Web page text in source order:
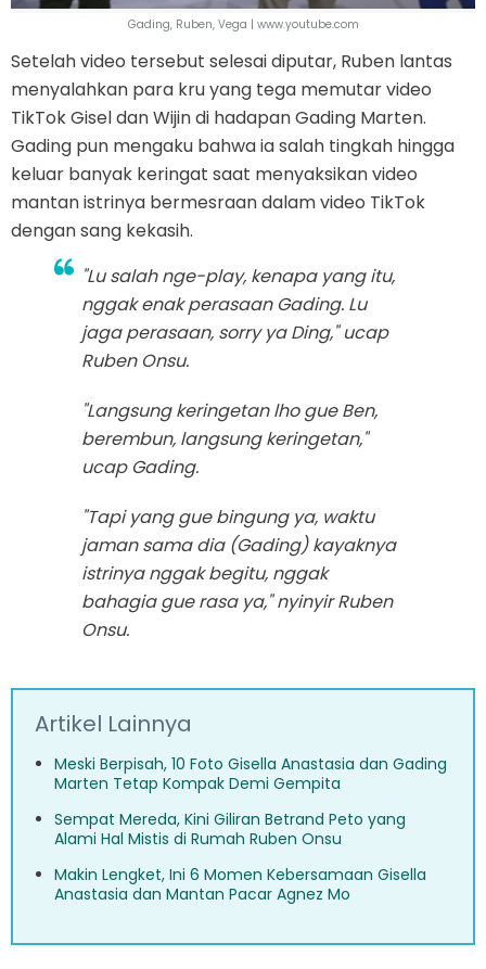
Gading, Ruben, Vega | www.youtube.com
Setelah video tersebut selesai diputar, Ruben lantas
menyalahkan para kru yang tega memutar video
TikTok Gisel dan Wijin di hadapan Gading Marten.
Gading pun mengaku bahwa ia salah tingkah hingga
keluar banyak keringat saat menyaksikan video
mantan istrinya bermesraan dalam video TikTok
dengan sang kekasih.
"Lu salah nge-play, kenapa yang itu,
nggak enak perasaan Gading. Lu
jaga perasaan, sorry ya Ding," ucap
Ruben Onsu.
"Langsung keringetan lho gue Ben,
berembun, langsung keringetan,"
ucap Gading.
"Tapi yang gue bingung ya, waktu
jaman sama dia (Gading) kayaknya
istrinya nggak begitu, nggak
bahagia gue rasa ya," nyinyir Ruben
Onsu.
Artikel Lainnya
Meski Berpisah, 10 Foto Gisella Anastasia dan Gading
Marten Tetap Kompak Demi Gempita
Sempat Mereda, Kini Giliran Betrand Peto yang
Alami Hal Mistis di Rumah Ruben Onsu
Makin Lengket, Ini 6 Momen Kebersamaan Gisella
Anastasia dan Mantan Pacar Agnez Mo